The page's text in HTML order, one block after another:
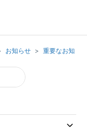
お知らせ
重要なお知